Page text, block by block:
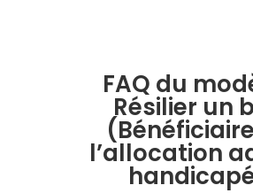
FAQ du
Résilier un
l’allocation